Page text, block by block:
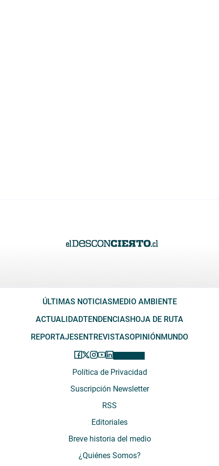
ÚLTIMAS NOTICIASMEDIO AMBIENTE
ACTUALIDADTENDENCIASHOJA DE RUTA
REPORTAJESENTREVISTASOPINIÓNMUNDO
Política de Privacidad
Suscripción Newsletter
RSS
Editoriales
Breve historia del medio
¿Quiénes Somos?